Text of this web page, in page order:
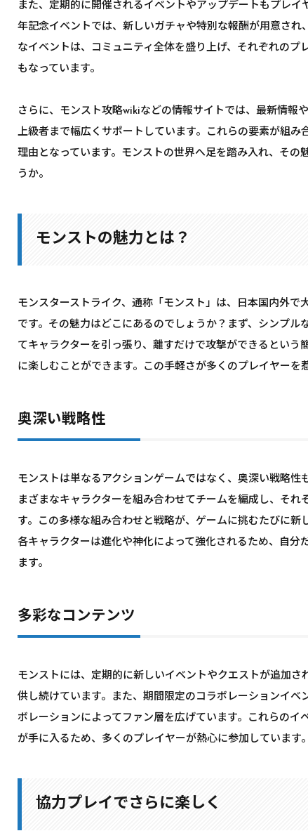
また、定期的に開催されるイベントやアップデートもプレ
年記念イベントでは、新しいガチャや特別な報酬が用意され
なイベントは、コミュニティ全体を盛り上げ、それぞれのプ
もなっています。
さらに、モンスト攻略wikiなどの情報サイトでは、最新情報
上級者まで幅広くサポートしています。これらの要素が組み
理由となっています。モンストの世界へ足を踏み入れ、その
うか。
モンストの魅力とは？
モンスターストライク、通称「モンスト」は、日本国内外で
です。その魅力はどこにあるのでしょうか？まず、シンプル
てキャラクターを引っ張り、離すだけで攻撃ができるという
に楽しむことができます。この手軽さが多くのプレイヤーを
奥深い戦略性
モンストは単なるアクションゲームではなく、奥深い戦略性
まざまなキャラクターを組み合わせてチームを編成し、それ
す。この多様な組み合わせと戦略が、ゲームに挑むたびに新
各キャラクターは進化や神化によって強化されるため、自分
ます。
多彩なコンテンツ
モンストには、定期的に新しいイベントやクエストが追加さ
供し続けています。また、期間限定のコラボレーションイベ
ボレーションによってファン層を広げています。これらのイ
が手に入るため、多くのプレイヤーが熱心に参加しています。
協力プレイでさらに楽しく